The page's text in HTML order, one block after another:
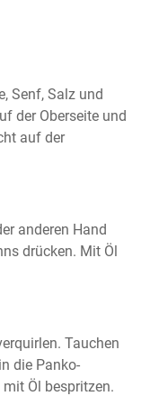
Senf, Salz und
der Oberseite und
auf der
anderen Hand
drücken. Mit Öl
Tauchen
die Panko-
Öl bespritzen.